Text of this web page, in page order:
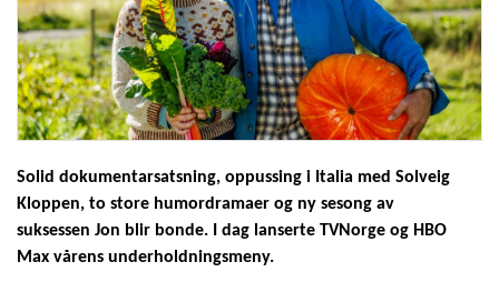
Solid dokumentarsatsning, oppussing i I talia med Solveig
Kloppen, to store humordramaer og ny sesong av
suksessen Jon blir bonde.
I dag lanserte TVNorge og HBO
Max vårens underholdningsmeny.